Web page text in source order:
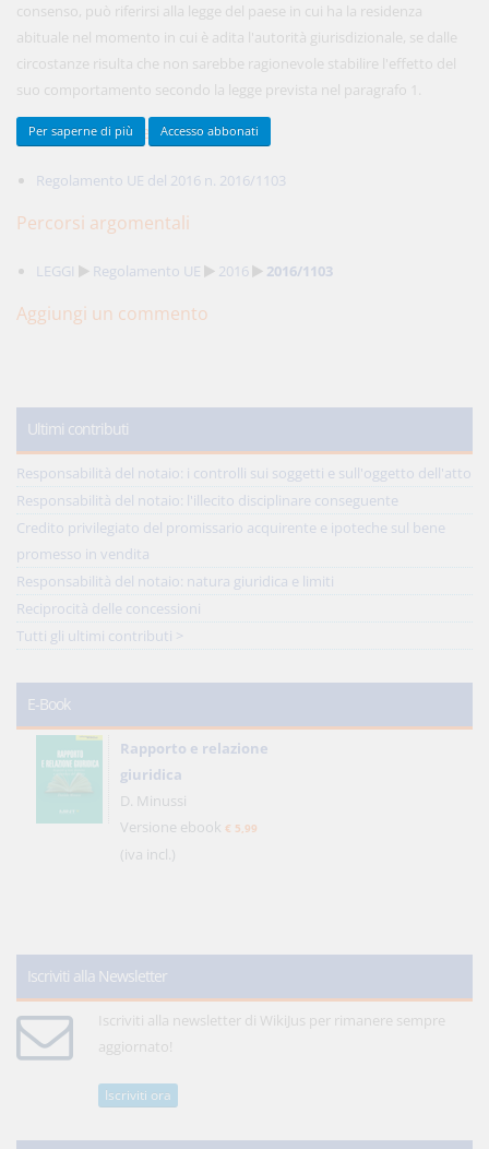
consenso, può riferirsi alla legge del paese in cui ha la residenza
abituale nel momento in cui è adita l'autorità giurisdizionale, se dalle
circostanze risulta che non sarebbe ragionevole stabilire l'effetto del
suo comportamento secondo la legge prevista nel paragrafo 1.
Documenti collegati
Regolamento UE del 2016 n. 2016/1103
Percorsi argomentali
LEGGI Regolamento UE 2016 2016/1103
Aggiungi un commento
Ultimi contributi
Responsabilità del notaio: i controlli sui soggetti e sull'oggetto dell'atto
Responsabilità del notaio: l'illecito disciplinare conseguente
Credito privilegiato del promissario acquirente e ipoteche sul bene
promesso in vendita
Responsabilità del notaio: natura giuridica e limiti
Reciprocità delle concessioni
Tutti gli ultimi contributi >
E-Book
Rapporto e relazione
giuridica
D. Minussi
Versione ebook € 5,99
(iva incl.)
Iscriviti alla Newsletter
Iscriviti alla newsletter di WikiJus per rimanere sempre
aggiornato!
Iscriviti ora
Acquista ora
Per saperne di più Accesso abbonati